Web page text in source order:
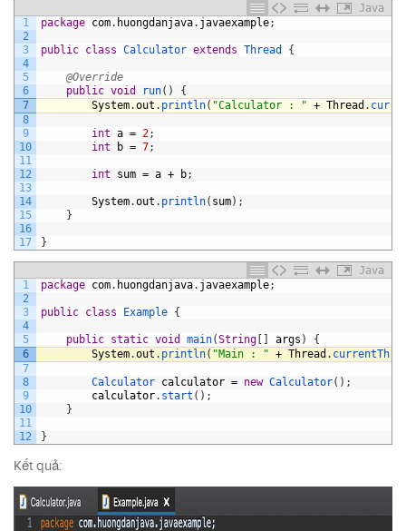
Java
1
2
3
4
5
6
7
8
9
10
11
12
13
14
15
16
17
package com. huongdanjava. javaexample;
public class Calculator extends Thread {
@Override
public void run( )
{
System.out . println( "Calculator : " + Thread .
int a = 2;
int
b = 7;
int sum = a + b;
System.out . println( sum) ;
}
}
Java
1
2
3
4
5
6
7
8
9
10
11
12
package com. huongdanjava. javaexample;
public class Example {
public static void main(String [ ] args )
{
System.out . println( "Main : " + Thread .
Calculator calculator = new Calculator( ) ;
calculator. start ( ) ;
}
}
Kết quả: